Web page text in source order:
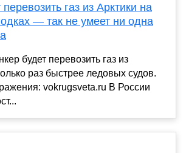
газ из Арктики на
— так не умеет ни одна
будет перевозить газ из
раз быстрее ледовых судов.
vokrugsveta.ru В России